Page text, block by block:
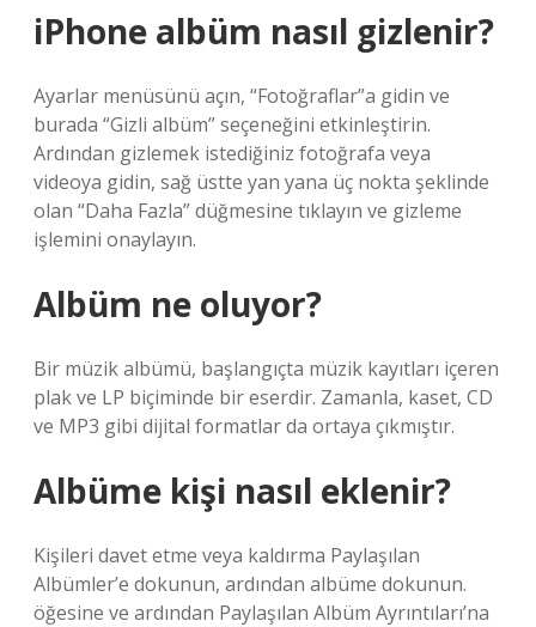
iPhone albüm nasıl gizlenir?
Ayarlar menüsünü açın, “Fotoğraflar”a gidin ve
burada “Gizli albüm” seçeneğini etkinleştirin.
Ardından gizlemek istediğiniz fotoğrafa veya
videoya gidin, sağ üstte yan yana üç nokta şeklinde
olan “Daha Fazla” düğmesine tıklayın ve gizleme
işlemini onaylayın.
Albüm ne oluyor?
Bir müzik albümü, başlangıçta müzik kayıtları içeren
plak ve LP biçiminde bir eserdir. Zamanla, kaset, CD
ve MP3 gibi dijital formatlar da ortaya çıkmıştır.
Albüme kişi nasıl eklenir?
Kişileri davet etme veya kaldırma Paylaşılan
Albümler’e dokunun, ardından albüme dokunun.
öğesine ve ardından Paylaşılan Albüm Ayrıntıları’na